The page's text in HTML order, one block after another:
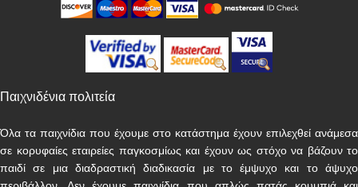
Παιχνιδένια πολιτεία
Όλα τα παιχνίδια που έχουμε στο κατάστημα έχουν επιλεχθεί ανάμεσα
σε κορυφαίες εταιρείες παγκοσμίως και έχουν ως στόχο να βάζουν το
παιδί σε μια διαδραστική διαδικασία με το έμψυχο και το άψυχο